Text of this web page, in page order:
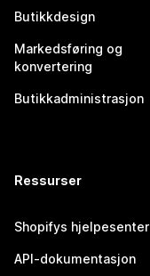
Butikkdesign
Markedsføring og
konvertering
Butikkadministrasjon
Ressurser
Shopifys hjelpesenter
API-dokumentasjon